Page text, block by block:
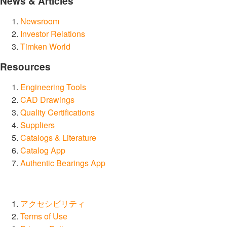
Newsroom
Investor Relations
Timken World
Resources
Engineering Tools
CAD Drawings
Quality Certifications
Suppliers
Catalogs & Literature
Catalog App
Authentic Bearings App
アクセシビリティ
Terms of Use